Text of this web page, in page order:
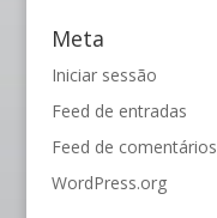
Meta
Iniciar sessão
Feed de entradas
Feed de comentários
WordPress.org